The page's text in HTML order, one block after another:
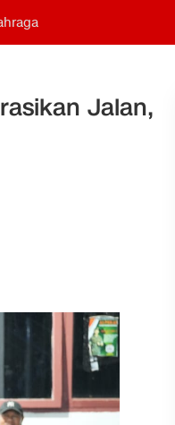
Jalan,